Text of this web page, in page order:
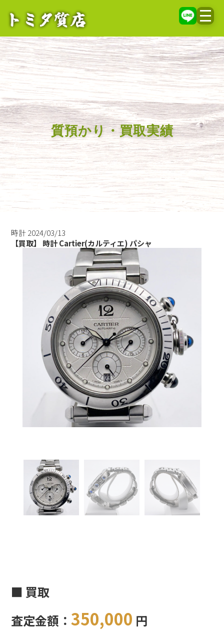
メニ
質預かり・買取実績
時計2024/03/13
【買取】 時計 Cartier(カルティエ) パシャ
■ 買取
査定金額：350,000 円